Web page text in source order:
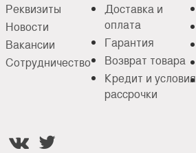
Реквизиты
Новости
Вакансии
Сотрудничество
Доставка и
оплата
Гарантия
Возврат товара
Кредит и условия
рассрочки
 